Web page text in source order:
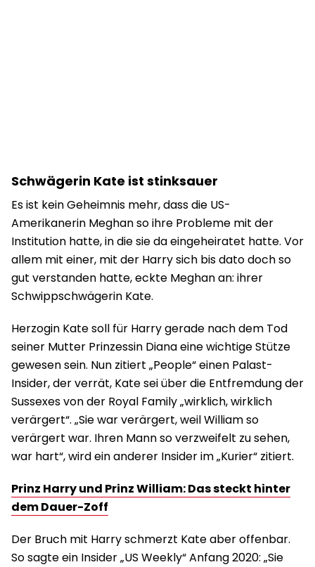
Schwägerin Kate ist stinksauer
Es ist kein Geheimnis mehr, dass die US-
Amerikanerin Meghan so ihre Probleme mit der
Institution hatte, in die sie da eingeheiratet hatte. Vor
allem mit einer, mit der Harry sich bis dato doch so
gut verstanden hatte, eckte Meghan an: ihrer
Schwippschwägerin Kate.
Herzogin Kate soll für Harry gerade nach dem Tod
seiner Mutter Prinzessin Diana eine wichtige Stütze
gewesen sein. Nun zitiert „People“ einen Palast-
Insider, der verrät, Kate sei über die Entfremdung der
Sussexes von der Royal Family „wirklich, wirklich
verärgert“. „Sie war verärgert, weil William so
verärgert war. Ihren Mann so verzweifelt zu sehen,
war hart“, wird ein anderer Insider im „Kurier“ zitiert.
Prinz Harry und Prinz William: Das steckt hinter
dem Dauer-Zoff
Der Bruch mit Harry schmerzt Kate aber offenbar.
So sagte ein Insider „US Weekly“ Anfang 2020: „Sie